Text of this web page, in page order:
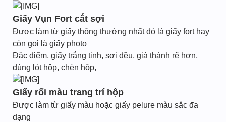
Giấy Vụn Fort cắt sợi
Được làm từ giấy thông thường nhất đó là giấy fort hay
còn gọi là giấy photo
Đặc điểm, giấy trắng tinh, sợi đều, giá thành rẽ hơn,
dùng lót hộp, chèn hộp,
Giấy rối màu trang trí hộp
Được làm từ giấy màu hoặc giấy pelure màu sắc đa
dạng